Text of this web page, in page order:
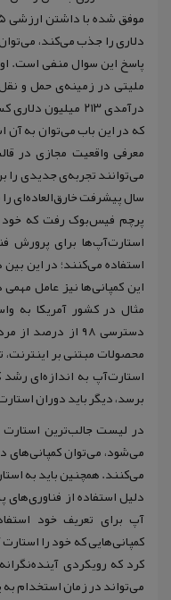
دلاری را جذب می‌کند،
پاسخ این سوال منفی است.
ملیتی در زمینه‌ی حمل و
درآمدی ۲۱۳
که در این باب می‌توان به آن
معرفی واقعیت مجازی در
می‌توانند تجربه‌ی جدیدی را
سال پیشرفت خارق‌العاده‌ای
پرچم فیس‌بوک رفت که
استارت‌آپ‌ها برای پرورش
استفاده می‌کنند؛ در این
این کمپانی‌ها نیز عامل
مثال در کشور آمریکا به
دسترسی ۹۸ از
محصولات مبتنی بر
استارت‌آپ به اندازه‌ای
برسد، دیگر باید دوران
در لیست جالب‌ترین
می‌شود، می‌توان کمپانی‌های
می‌کنند. همچنین باید به
دلیل استفاده از
آپ برای تعریف خود
کمپانی‌هایی که خود را
کرد که رویکردی
می‌تواند در زمان استخدام به